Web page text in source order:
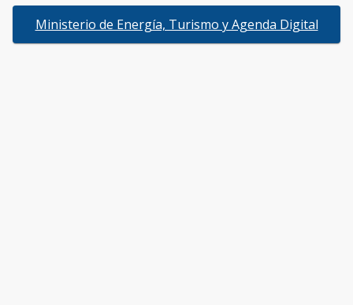
Ministerio de Energía, Turismo y Agenda Digital